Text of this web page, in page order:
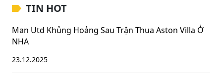
TIN HOT
Man Utd Khủng Hoảng Sau Trận Thua Aston Villa Ở
NHA
23.12.2025